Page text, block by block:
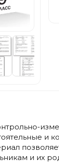
и их